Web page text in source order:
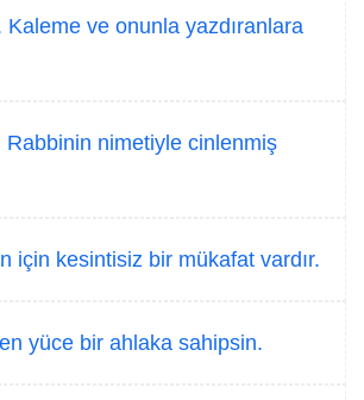
Kaleme ve onunla yazdıranlara
Rabbinin nimetiyle cinlenmiş
için kesintisiz bir mükafat vardır.
yüce bir ahlaka sahipsin.